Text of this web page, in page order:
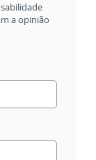
a opinião